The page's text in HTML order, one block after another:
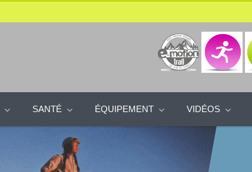
SANTÉ ÉQUIPEMENT VIDÉOS